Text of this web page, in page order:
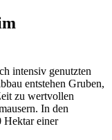
intensiv genutzten
entstehen Gruben,
zu wertvollen
In den
Hektar einer